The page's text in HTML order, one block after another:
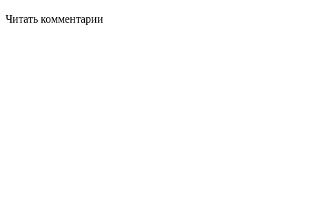
Читать комментарии